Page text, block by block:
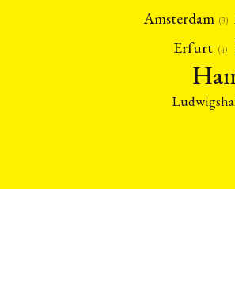
Amsterdam (3)
Erfurt (4)